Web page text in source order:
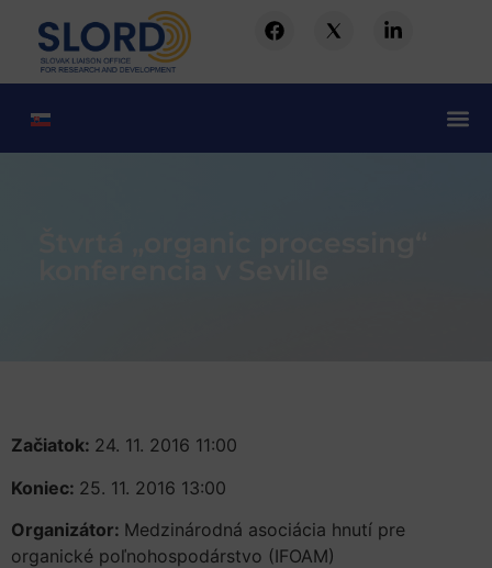
Začiatok: 24. 11. 2016 11:00
Koniec: 25. 11. 2016 13:00
Organizátor: Medzinárodná asociácia hnutí pre
organické poľnohospodárstvo (IFOAM)